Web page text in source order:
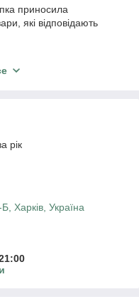
приносила
які відповідають
гладко
що запобігає
матеріали для
ручки, що не
догляд щодня!
рік
Харків, Україна